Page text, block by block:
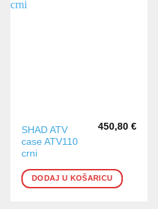
SHAD ATV
case ATV110
crni
450,80 €
DODAJ U KOŠARICU